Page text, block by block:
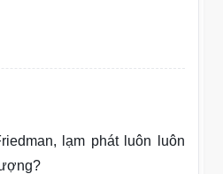
lạm phát luôn luôn